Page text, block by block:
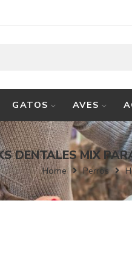
GATOS AVES
DENTALES MIX
Home Perros